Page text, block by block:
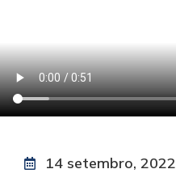
14 setembro, 2022